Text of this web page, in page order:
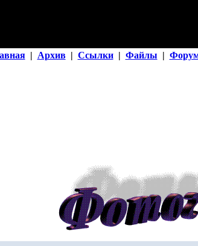
| Архив | Ссылки | Файлы |